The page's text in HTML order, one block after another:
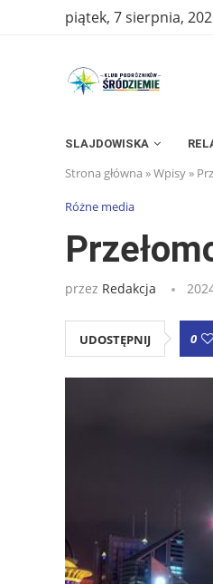
piątek, 7 sierpnia,
SLAJDOWISKA
Strona główna »Wpisy»
Różne media
przez Redakcja
UDOSTĘPNIJ 0